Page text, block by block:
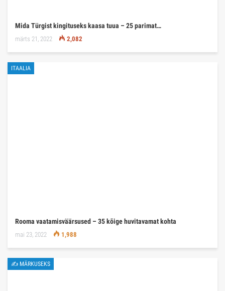
Mida Türgist kingituseks kaasa tuua – 25 parimat…
märts 21, 2022 2,082
ITAALIA
Rooma vaatamisväärsused – 35 kõige huvitavamat kohta
mai 23, 2022 1,988
✍ MÄRKUSEKS